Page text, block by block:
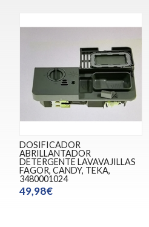
DOSIFICADOR
ABRILLANTADOR
DETERGENTE LAVAVAJILLAS
FAGOR, CANDY, TEKA,
3480001024
49,98€